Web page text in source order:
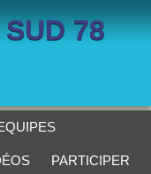
78
PARTICIPER